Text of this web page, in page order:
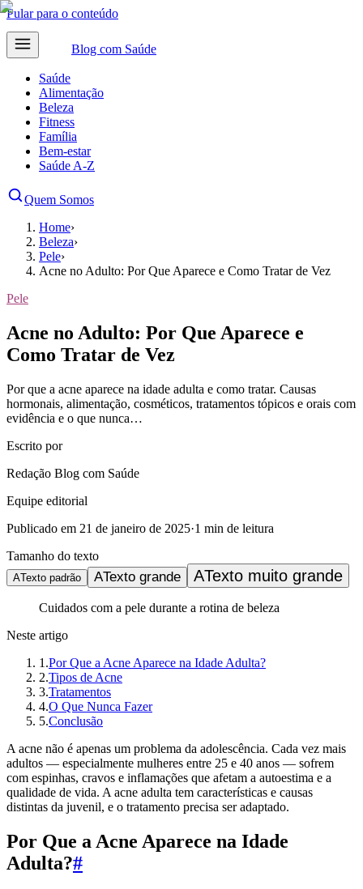
Pular para o conteúdo
Blog com Saúde
Saúde
Alimentação
Beleza
Fitness
Família
Bem-estar
Saúde A-Z
Quem Somos
Home›
Beleza›
Pele›
Acne no Adulto: Por Que Aparece e Como Tratar de Vez
Pele
Acne no Adulto: Por Que Aparece e
Como Tratar de Vez
Por que a acne aparece na idade adulta e como tratar. Causas
hormonais, alimentação, cosméticos, tratamentos tópicos e orais com
evidência e o que nunca…
Escrito por
Redação Blog com Saúde
Equipe editorial
Publicado em 21 de janeiro de 2025·1 min de leitura
Tamanho do texto
ATexto padrão ATexto grande ATexto muito grande
Cuidados com a pele durante a rotina de beleza
Neste artigo
1 .Por Que a Acne Aparece na Idade Adulta?
2.Tipos de Acne
3.Tratamentos
4.O Que Nunca Fazer
5.Conclusão
A acne não é apenas um problema da adolescência. Cada vez mais
adultos — especialmente mulheres entre 25 e 40 anos — sofrem
com espinhas, cravos e inflamações que afetam a autoestima e a
qualidade de vida. A acne adulta tem características e causas
distintas da juvenil, e o tratamento precisa ser adaptado.
Por Que a Acne Aparece na Idade
Adulta?#